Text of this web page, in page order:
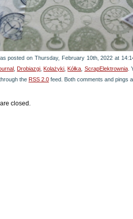
posted on Thursday, February 10th, 2022 at
Drobiazgi Kolażyki Kółka ScrapElektrownia.
the RSS 2.0 feed. Both comments and pings
closed.